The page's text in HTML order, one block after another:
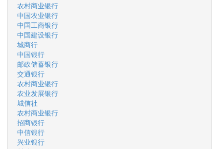
农村商业银行
中国农业银行
中国工商银行
中国建设银行
城商行
中国银行
邮政储蓄银行
交通银行
农村商业银行
农业发展银行
城信社
农村商业银行
招商银行
中信银行
兴业银行